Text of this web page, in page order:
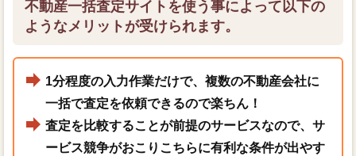
不動産一括査定サイトを使う事によって以下の
ようなメリットが受けられます。
1分程度の入力作業だけで、複数の不動産会社に
一括で査定を依頼できるので楽ちん！
査定を比較することが前提のサービスなので、サ
ービス競争がおこりこちらに有利な条件が出やす